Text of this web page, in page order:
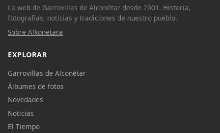
La web de Garrovillas de Alconétar desde 2001. Historia,
fotografías, noticias y tradiciones de nuestro pueblo.
Sobre Alkonetara
EXPLORAR
Garrovillas de Alconétar
Álbumes de fotos
Novedades
Noticias
El Tiempo